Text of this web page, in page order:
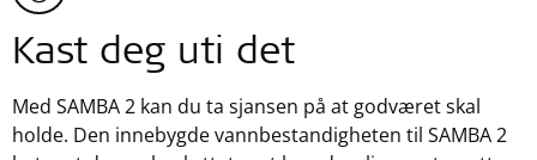
Kast deg uti det
Med SAMBA 2 kan du ta sjansen på at godværet skal
holde. Den innebygde vannbestandigheten til SAMBA 2